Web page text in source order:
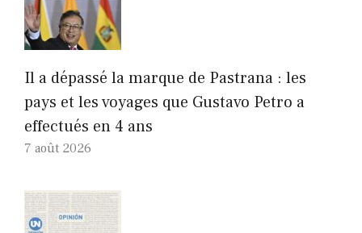
Il a dépassé la marque de Pastrana : les
pays et les voyages que Gustavo Petro a
effectués en 4 ans
7 août 2026